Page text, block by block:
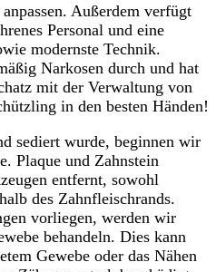
Außerdem verfügt
Personal und eine
modernste Technik.
Narkosen durch und hat
mit der Verwaltung von
in den besten Händen!
sediert wurde, beginnen wir
Plaque und Zahnstein
entfernt, sowohl
des Zahnfleischrands.
vorliegen, werden wir
behandeln. Dies kann
Gewebe oder das Nähen